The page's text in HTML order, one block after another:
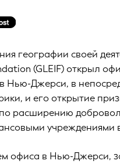
географии своей
(GLEIF) открыл
Нью-Джерси, в
и его открытие
расширению
учреждениями
офиса в Нью-Джерси,